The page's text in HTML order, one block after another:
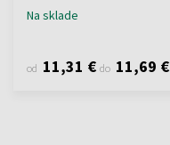
Na sklade
od 11,31 € do 11,69 €